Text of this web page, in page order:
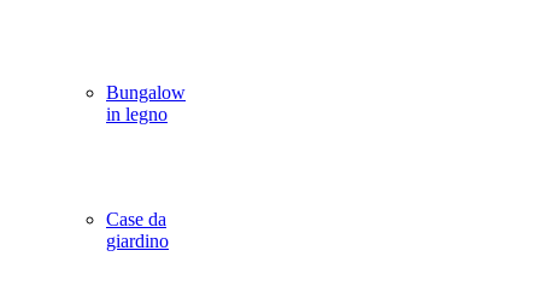
Bungalow
in legno
Case da
giardino